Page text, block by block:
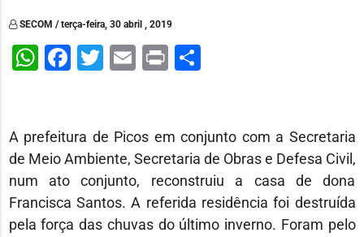
SECOM / terça-feira, 30 abril , 2019
WhatsApp
Facebook
Twitter
Email
PrintShare
A prefeitura de Picos em conjunto com a Secretaria
de Meio Ambiente, Secretaria de Obras e Defesa Civil,
num ato conjunto, reconstruiu a casa de dona
Francisca Santos. A referida residência foi destruída
pela força das chuvas do último inverno. Foram pelo